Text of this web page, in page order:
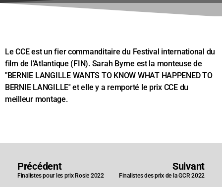
Le CCE est un fier commanditaire du Festival international du
film de l’Atlantique (FIN). Sarah Byrne est la monteuse de
"BERNIE LANGILLE WANTS TO KNOW WHAT HAPPENED TO
BERNIE LANGILLE'' et elle y a remporté le prix CCE du
meilleur montage.
Précédent
Finalistes pour les prix Rosie 2022
Suivant
Finalistes des prix de la GCR 2022